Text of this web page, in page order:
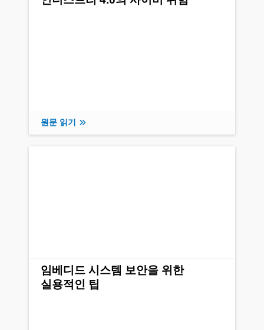
원문 읽기
임베디드 시스템 보안을 위한
실용적인 팁